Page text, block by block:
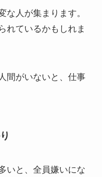
な人が集まります。
れているかもしれま
間がいないと、仕事
いと、全員嫌いにな